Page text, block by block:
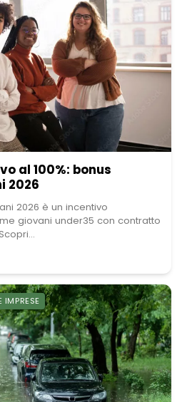
al 100%: bonus
2026
2026 è un incentivo
giovani under35 con contratto